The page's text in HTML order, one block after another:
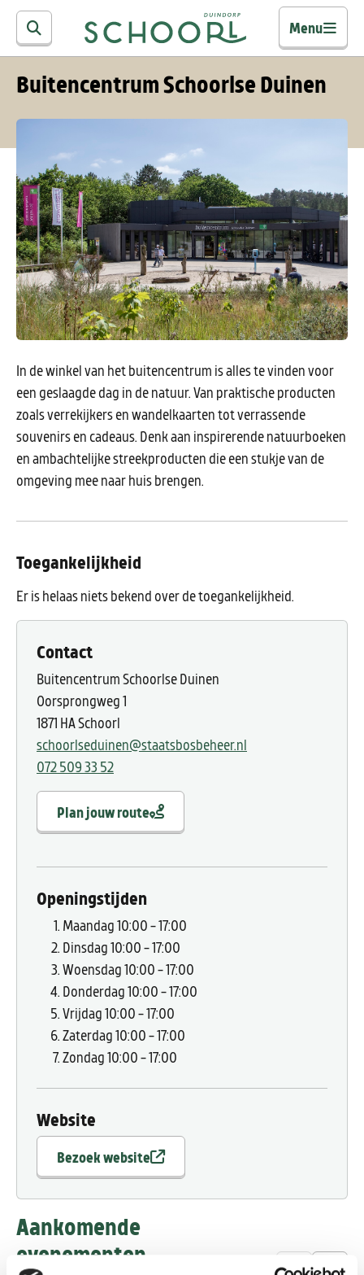
Menu
Buitencentrum Schoorlse Duinen
In de winkel van het buitencentrum is alles te vinden voor
een geslaagde dag in de natuur. Van praktische producten
zoals verrekijkers en wandelkaarten tot verrassende
souvenirs en cadeaus. Denk aan inspirerende natuurboeken
en ambachtelijke streekproducten die een stukje van de
omgeving mee naar huis brengen.
Toegankelijkheid
Er is helaas niets bekend over de toegankelijkheid.
Contact
Buitencentrum Schoorlse Duinen
Oorsprongweg 1
1871 HA Schoorl
schoorlseduinen@staatsbosbeheer.nl
072 509 33 52
Plan jouw route
Openingstijden
Maandag10:00 - 17:00
Dinsdag10:00 - 17:00
Woensdag10:00 - 17:00
Donderdag10:00 - 17:00
Vrijdag10:00 - 17:00
Zaterdag10:00 - 17:00
Zondag10:00 - 17:00
Website
Bezoek website
Aankomende
evenementen